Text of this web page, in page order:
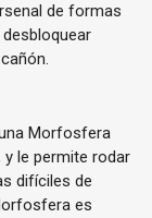
de formas
Morfosfera
le permite rodar
difíciles de
es